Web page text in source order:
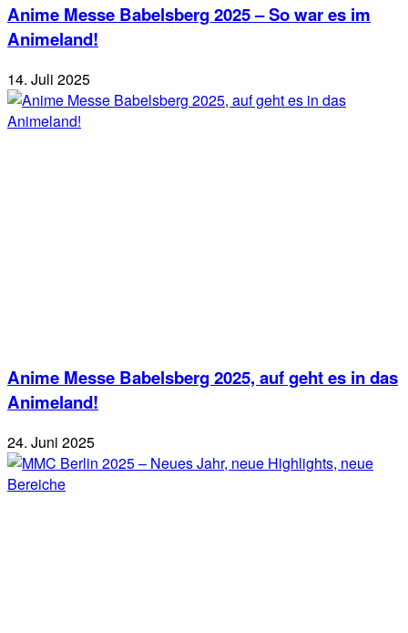
Anime Messe Babelsberg 2025 – So war es im
Animeland!
14. Juli 2025
Anime Messe Babelsberg 2025, auf geht es in das
Animeland!
24. Juni 2025